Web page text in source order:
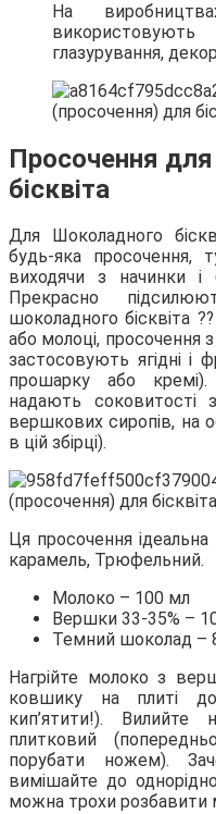
На
глазурування,
Просочення
бісквіта
Для Шоколадного
будь-яка просочення,
виходячи з начинки і
Прекрасно
шоколадного бісквіта
або молоці, просочення
застосовують ягідні і
прошарку або
надають
вершкових сиропів, на
в цій збірці).
Ця просочення
карамель, Трюфельний.
Молоко – 100 мл
Вершки 33-35% –
Темний шоколад –
Нагрійте молоко з
ковшику на плиті
кип’ятити!).
плитковий
порубати ножем).
вимішайте до
можна трохи розбавити